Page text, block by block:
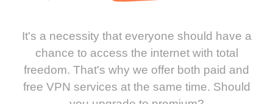
It's a necessity that everyone should have a
chance to access the internet with total
freedom. That's why we offer both paid and
free VPN services at the same time. Should